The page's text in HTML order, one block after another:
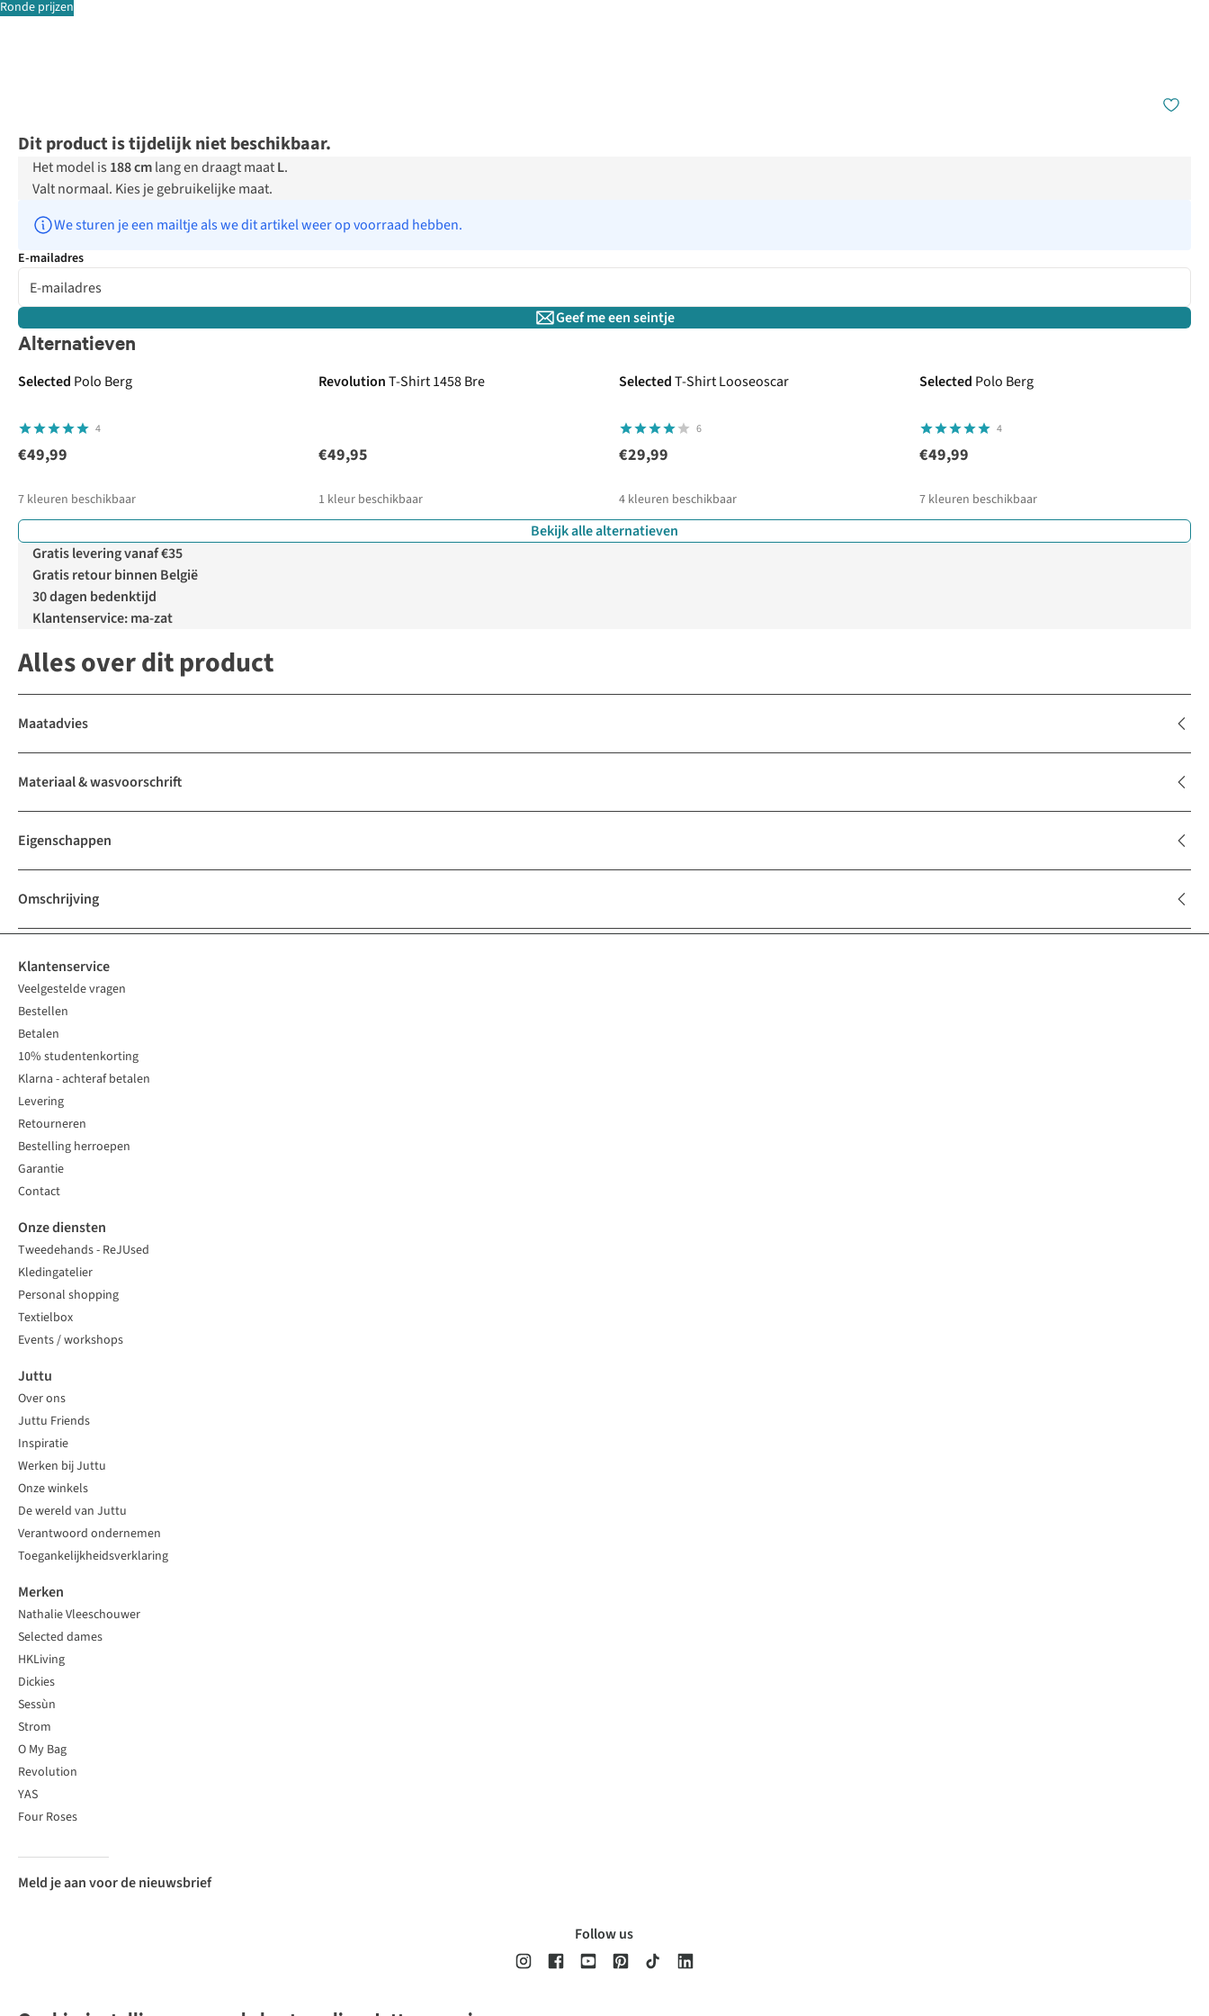
Ronde prijzen
Dit product is tijdelijk niet beschikbaar.
Het model is 188 cmlang en draagt maatL.
Valt normaal. Kies je gebruikelijke maat.
We sturen je een mailtje als we dit artikel weer op voorraad hebben.
E-mailadres
Geef me een seintje
Alternatieven
Selected Polo Berg
4
€49,99
7 kleuren beschikbaar
RevolutionT-Shirt 1458 Bre
€49,95
1 kleur beschikbaar
SelectedT-Shirt Looseoscar
6
€29,99
4 kleuren beschikbaar
Selected Polo Berg
4
€49,99
7 kleuren beschikbaar
Bekijk alle alternatieven
Gratis levering vanaf €35
Gratis retour binnen België
30 dagen bedenktijd
Klantenservice: ma-zat
Alles over dit product
Maatadvies
Materiaal & wasvoorschrift
Eigenschappen
Omschrijving
Klantenservice
Veelgestelde vragen
Bestellen
Betalen
10% studentenkorting
Klarna - achteraf betalen
Levering
Retourneren
Bestelling herroepen
Garantie
Contact
Onze diensten
Tweedehands - ReJUsed
Kledingatelier
Personal shopping
Textielbox
Events / workshops
Juttu
Over ons
Juttu Friends
Inspiratie
Werken bij Juttu
Onze winkels
De wereld van Juttu
Verantwoord ondernemen
Toegankelijkheidsverklaring
Merken
Nathalie Vleeschouwer
Selected dames
HKLiving
Dickies
Sessùn
Strom
O My Bag
Revolution
YAS
Four Roses
Meld je aan voor de nieuwsbrief
Follow us